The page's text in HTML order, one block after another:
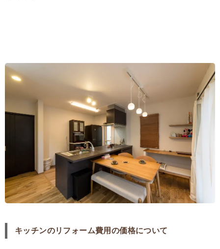
キッチンのリフォーム費用の価格について